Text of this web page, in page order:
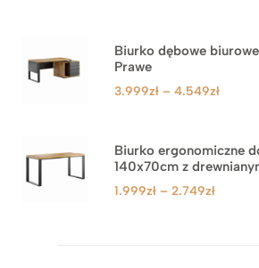
Biurko dębowe
Prawe
3.999zł – 4.549złZakres
do
Biurko ergonomiczne
140x70cm z
1.999zł – 2.749złZakres